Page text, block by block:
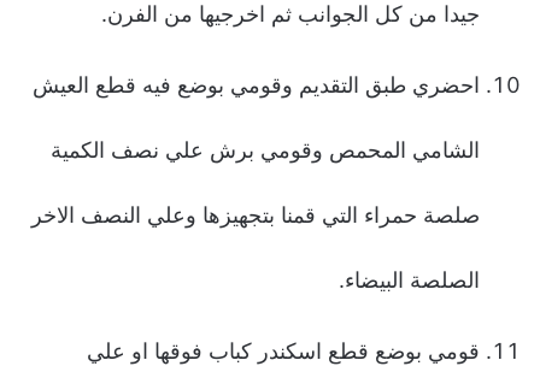
جيدا من كل الجوانب ثم اخرجيها من الفرن.
احضري طبق التقديم وقومي بوضع فيه قطع العيش
الشامي المحمص وقومي برش علي نصف الكمية
صلصة حمراء التي قمنا بتجهيزها وعلي النصف الاخر
الصلصة البيضاء.
قومي بوضع قطع اسكندر كباب فوقها او علي